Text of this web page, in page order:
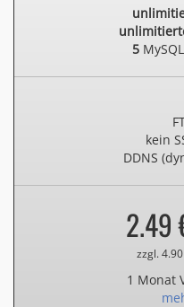
5
kein
DDNS
2.49
zzgl.
1 Monat